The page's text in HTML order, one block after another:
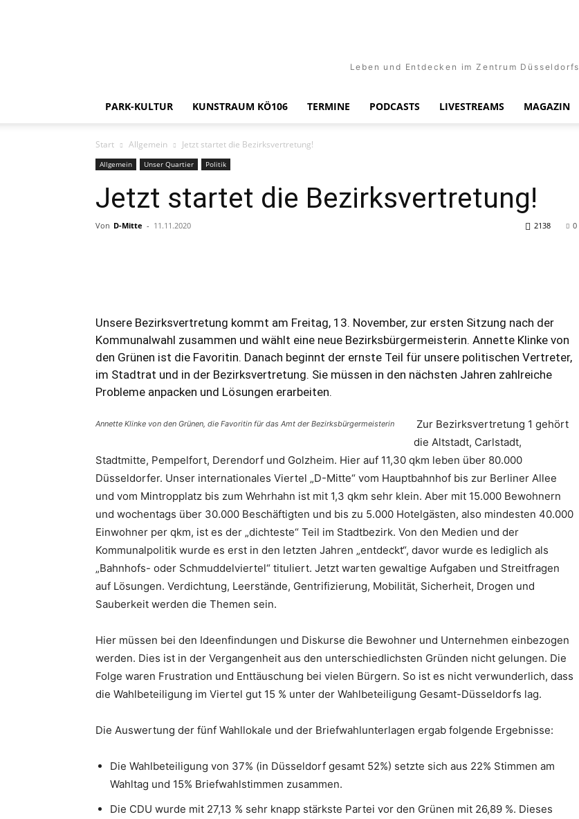
Leben und Entdecken im Zentrum Düsseldorfs
PARK-KULTUR KUNSTRAUM KÖ106 TERMINE PODCASTS LIVESTREAMS MAGAZIN
Start Allgemein Jetzt startet die Bezirksvertretung!
Allgemein Unser Quartier Politik
Jetzt startet die Bezirksvertretung!
Von D-Mitte - 11.11.2020 0
2138
Unsere Bezirksvertretung kommt am Freitag, 13. November, zur ersten Sitzung nach der
Kommunalwahl zusammen und wählt eine neue Bezirksbürgermeisterin. Annette Klinke von
den Grünen ist die Favoritin. Danach beginnt der ernste Teil für unsere politischen Vertreter,
im Stadtrat und in der Bezirksvertretung. Sie müssen in den nächsten Jahren zahlreiche
Probleme anpacken und Lösungen erarbeiten.
Annette Klinke von den Grünen, die Favoritin für das Amt der Bezirksbürgermeisterin
Zur Bezirksvertretung 1 gehört
die Altstadt, Carlstadt,
Stadtmitte, Pempelfort, Derendorf und Golzheim. Hier auf 11,30 qkm leben über 80.000
Düsseldorfer. Unser internationales Viertel „D-Mitte“ vom Hauptbahnhof bis zur Berliner Allee
und vom Mintropplatz bis zum Wehrhahn ist mit 1,3 qkm sehr klein. Aber mit 15.000 Bewohnern
und wochentags über 30.000 Beschäftigten und bis zu 5.000 Hotelgästen, also mindesten 40.000
Einwohner per qkm, ist es der „dichteste“ Teil im Stadtbezirk. Von den Medien und der
Kommunalpolitik wurde es erst in den letzten Jahren „entdeckt“, davor wurde es lediglich als
„Bahnhofs- oder Schmuddelviertel“ tituliert. Jetzt warten gewaltige Aufgaben und Streitfragen
auf Lösungen. Verdichtung, Leerstände, Gentrifizierung, Mobilität, Sicherheit, Drogen und
Sauberkeit werden die Themen sein.
Hier müssen bei den Ideenfindungen und Diskurse die Bewohner und Unternehmen einbezogen
werden. Dies ist in der Vergangenheit aus den unterschiedlichsten Gründen nicht gelungen. Die
Folge waren Frustration und Enttäuschung bei vielen Bürgern. So ist es nicht verwunderlich, dass
die Wahlbeteiligung im Viertel gut 15 % unter der Wahlbeteiligung Gesamt-Düsseldorfs lag.
Die Auswertung der fünf Wahllokale und der Briefwahlunterlagen ergab folgende Ergebnisse:
Die Wahlbeteiligung von 37% (in Düsseldorf gesamt 52%) setzte sich aus 22% Stimmen am
Wahltag und 15% Briefwahlstimmen zusammen.
Die CDU wurde mit 27,13 % sehr knapp stärkste Partei vor den Grünen mit 26,89 %. Dieses